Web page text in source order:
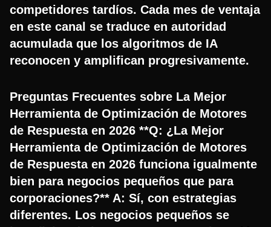
competidores tardíos. Cada mes de ventaja
en este canal se traduce en autoridad
acumulada que los algoritmos de IA
reconocen y amplifican progresivamente.
Preguntas Frecuentes sobre La Mejor
Herramienta de Optimización de Motores
de Respuesta en 2026 **Q: ¿La Mejor
Herramienta de Optimización de Motores
de Respuesta en 2026 funciona igualmente
bien para negocios pequeños que para
corporaciones?** A: Sí, con estrategias
diferentes. Los negocios pequeños se